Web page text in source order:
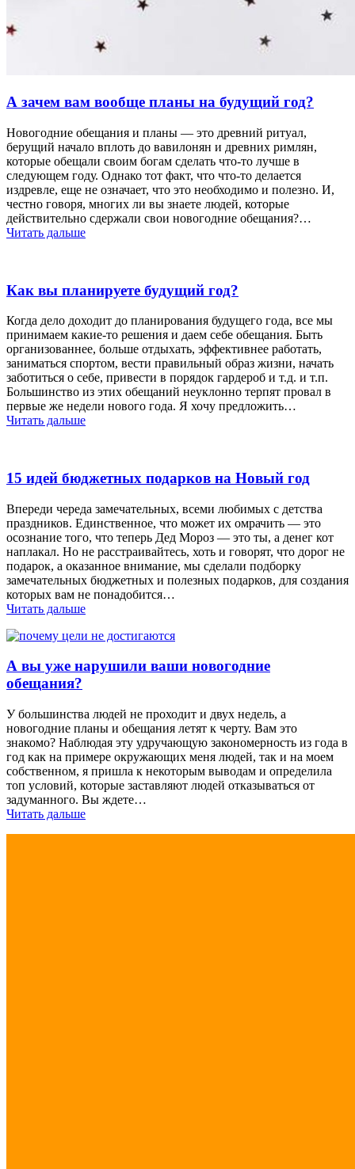
А зачем вам вообще планы на будущий год?
Новогодние обещания и планы — это древний ритуал,
берущий начало вплоть до вавилонян и древних римлян,
которые обещали своим богам сделать что-то лучше в
следующем году. Однако тот факт, что что-то делается
издревле, еще не означает, что это необходимо и полезно. И,
честно говоря, многих ли вы знаете людей, которые
действительно сдержали свои новогодние обещания?…
Читать дальше
Как вы планируете будущий год?
Когда дело доходит до планирования будущего года, все мы
принимаем какие-то решения и даем себе обещания. Быть
организованнее, больше отдыхать, эффективнее работать,
заниматься спортом, вести правильный образ жизни, начать
заботиться о себе, привести в порядок гардероб и т.д. и т.п.
Большинство из этих обещаний неуклонно терпят провал в
первые же недели нового года. Я хочу предложить…
Читать дальше
15 идей бюджетных подарков на Новый год
Впереди череда замечательных, всеми любимых с детства
праздников. Единственное, что может их омрачить — это
осознание того, что теперь Дед Мороз — это ты, а денег кот
наплакал. Но не расстраивайтесь, хоть и говорят, что дорог не
подарок, а оказанное внимание, мы сделали подборку
замечательных бюджетных и полезных подарков, для создания
которых вам не понадобится…
Читать дальше
А вы уже нарушили ваши новогодние
обещания?
У большинства людей не проходит и двух недель, а
новогодние планы и обещания летят к черту. Вам это
знакомо? Наблюдая эту удручающую закономерность из года в
год как на примере окружающих меня людей, так и на моем
собственном, я пришла к некоторым выводам и определила
топ условий, которые заставляют людей отказываться от
задуманного. Вы ждете…
Читать дальше